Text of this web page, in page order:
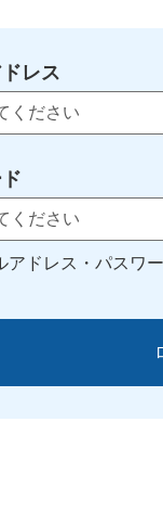
レス
アドレス・パスワ